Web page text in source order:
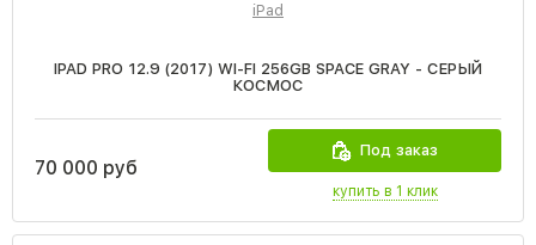
iPad
IPAD PRO 12.9 (2017) WI-FI 256GB SPACE GRAY - СЕРЫЙ
КОСМОС
70 000 руб
Под заказ
купить в 1 клик